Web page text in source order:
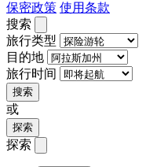
保密政策 使用条款
搜索
旅行类型
目的地
旅行时间
搜索
或
探索
探索